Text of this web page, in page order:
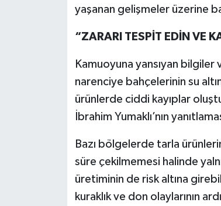
yaşanan gelişmeler üzerine
“ZARARI TESPİT EDİN VE
Kamuoyuna yansıyan
narenciye bahçelerinin su
ürünlerde ciddi kayıplar
İbrahim Yumaklı’nın
Bazı bölgelerde tarla
süre çekilmemesi halinde
üretiminin de risk altına
kuraklık ve don olaylarının